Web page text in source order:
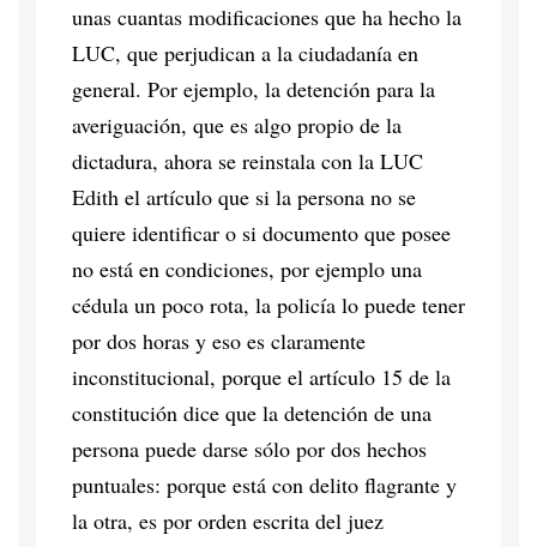
unas cuantas modificaciones que ha hecho la
LUC, que perjudican a la ciudadanía en
general. Por ejemplo, la detención para la
averiguación, que es algo propio de la
dictadura, ahora se reinstala con la LUC
Edith el artículo que si la persona no se
quiere identificar o si documento que posee
no está en condiciones, por ejemplo una
cédula un poco rota, la policía lo puede tener
por dos horas y eso es claramente
inconstitucional, porque el artículo 15 de la
constitución dice que la detención de una
persona puede darse sólo por dos hechos
puntuales: porque está con delito flagrante y
la otra, es por orden escrita del juez